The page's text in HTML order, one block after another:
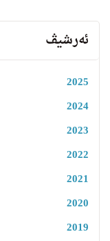
ئەرشیڤ
2025
2024
2023
2022
2021
2020
2019